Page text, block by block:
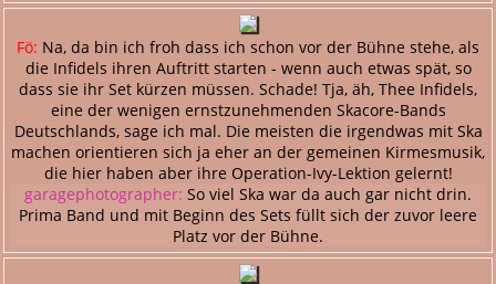
Fö: Na, da bin ich froh dass ich schon vor der Bühne stehe, als
die Infidels ihren Auftritt starten - wenn auch etwas spät, so
dass sie ihr Set kürzen müssen. Schade! Tja, äh, Thee Infidels,
eine der wenigen ernstzunehmenden Skacore-Bands
Deutschlands, sage ich mal. Die meisten die irgendwas mit Ska
machen orientieren sich ja eher an der gemeinen Kirmesmusik,
die hier haben aber ihre Operation-Ivy-Lektion gelernt!
garagephotographer: So viel Ska war da auch gar nicht drin.
Prima Band und mit Beginn des Sets füllt sich der zuvor leere
Platz vor der Bühne.